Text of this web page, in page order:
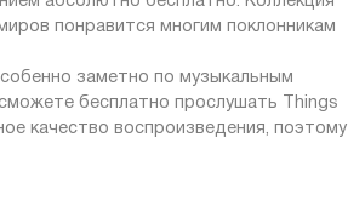
понравится многим поклонникам
заметно по музыкальным
бесплатно прослушать Things
качество воспроизведения, поэтому